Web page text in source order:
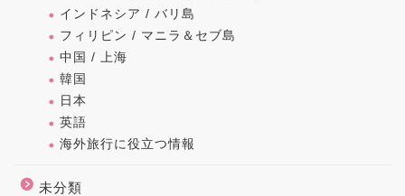
インドネシア / バリ島
フィリピン / マニラ＆セブ島
中国 / 上海
韓国
日本
英語
海外旅行に役立つ情報
未分類